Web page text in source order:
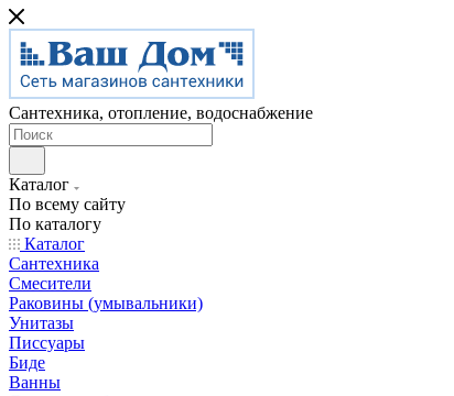
Сантехника, отопление, водоснабжение
Каталог
По всему сайту
По каталогу
Каталог
Сантехника
Смесители
Раковины (умывальники)
Унитазы
Писсуары
Биде
Ванны